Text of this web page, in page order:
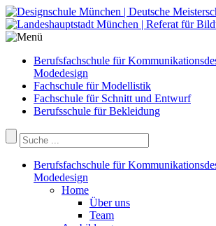
Berufsfachschule für
Modedesign
Fachschule für Modellistik
Fachschule für Schnitt und Entwurf
Berufsschule für Bekleidung
Berufsfachschule für
Modedesign
Home
Über uns
Team